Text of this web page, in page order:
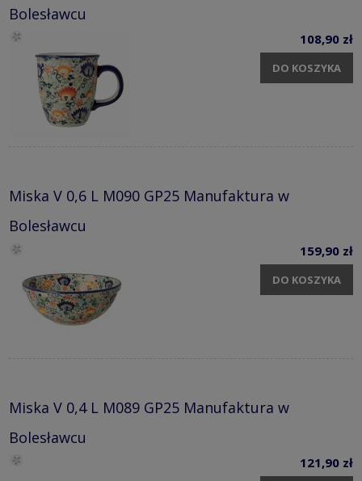
Bolesławcu
108,90 zł
DO KOSZYKA
Miska V 0,6 L M090 GP25 Manufaktura w
Bolesławcu
159,90 zł
DO KOSZYKA
Miska V 0,4 L M089 GP25 Manufaktura w
Bolesławcu
121,90 zł